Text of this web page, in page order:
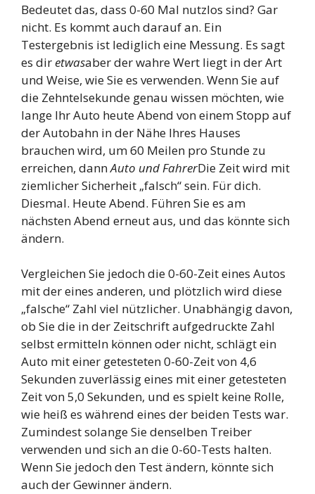
Bedeutet das, dass 0-60 Mal nutzlos sind? Gar
nicht. Es kommt auch darauf an. Ein
Testergebnis ist lediglich eine Messung. Es sagt
es diretwasaber der wahre Wert liegt in der Art
und Weise, wie Sie es verwenden. Wenn Sie auf
die Zehntelsekunde genau wissen möchten, wie
lange Ihr Auto heute Abend von einem Stopp auf
der Autobahn in der Nähe Ihres Hauses
brauchen wird, um 60 Meilen pro Stunde zu
erreichen, dannAuto und FahrerDie Zeit wird mit
ziemlicher Sicherheit „falsch“ sein. Für dich.
Diesmal. Heute Abend. Führen Sie es am
nächsten Abend erneut aus, und das könnte sich
ändern.
Vergleichen Sie jedoch die 0-60-Zeit eines Autos
mit der eines anderen, und plötzlich wird diese
„falsche“ Zahl viel nützlicher. Unabhängig davon,
ob Sie die in der Zeitschrift aufgedruckte Zahl
selbst ermitteln können oder nicht, schlägt ein
Auto mit einer getesteten 0-60-Zeit von 4,6
Sekunden zuverlässig eines mit einer getesteten
Zeit von 5,0 Sekunden, und es spielt keine Rolle,
wie heiß es während eines der beiden Tests war.
Zumindest solange Sie denselben Treiber
verwenden und sich an die 0-60-Tests halten.
Wenn Sie jedoch den Test ändern, könnte sich
auch der Gewinner ändern.